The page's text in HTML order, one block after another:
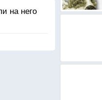
на него